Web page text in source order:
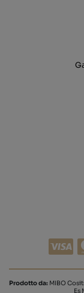
Prodotto da: MIBO
Es